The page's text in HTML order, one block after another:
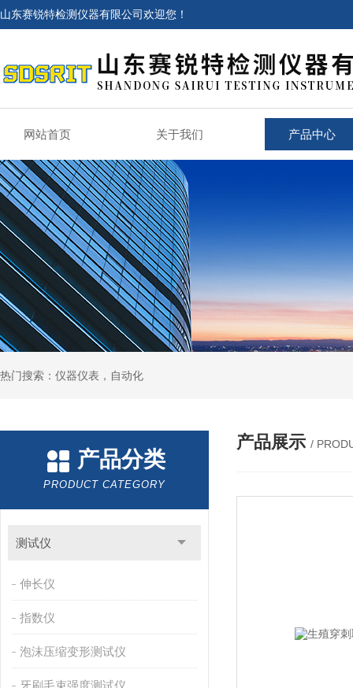
山东赛锐特检测仪器有限公司欢迎您！
网站首页 关于我们 产品中心
热门搜索：仪器仪表，自动化
产品分类
PRODUCT CATEGORY
测试仪
伸长仪
指数仪
泡沫压缩变形测试仪
牙刷毛束强度测试仪
产品展示 /